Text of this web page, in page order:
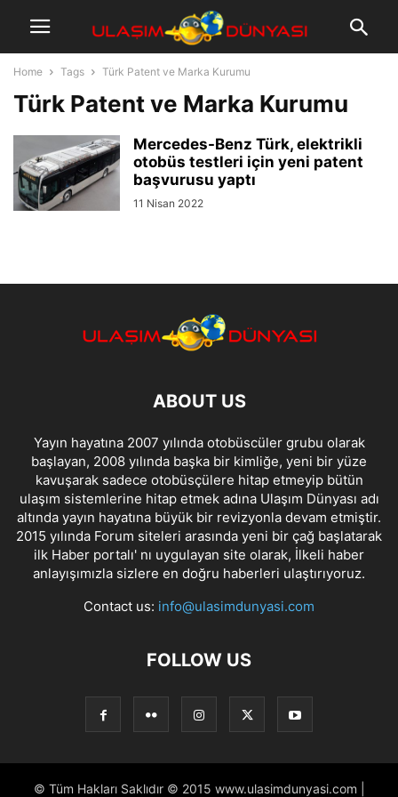
Home Tags Türk Patent ve Marka Kurumu
Türk Patent ve Marka Kurumu
Mercedes-Benz Türk, elektrikli
otobüs testleri için yeni patent
başvurusu yaptı
11 Nisan 2022
ABOUT US
Yayın hayatına 2007 yılında otobüscüler grubu olarak
başlayan, 2008 yılında başka bir kimliğe, yeni bir yüze
kavuşarak sadece otobüsçülere hitap etmeyip bütün
ulaşım sistemlerine hitap etmek adına Ulaşım Dünyası adı
altında yayın hayatına büyük bir revizyonla devam etmiştir.
2015 yılında Forum siteleri arasında yeni bir çağ başlatarak
ilk Haber portalı' nı uygulayan site olarak, İlkeli haber
anlayışımızla sizlere en doğru haberleri ulaştırıyoruz.
Contact us: info@ulasimdunyasi.com
FOLLOW US
© Tüm Hakları Saklıdır © 2015 www.ulasimdunyasi.com |